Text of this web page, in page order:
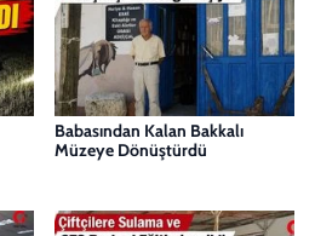
Babasından Kalan Bakkalı
Müzeye Dönüştürdü